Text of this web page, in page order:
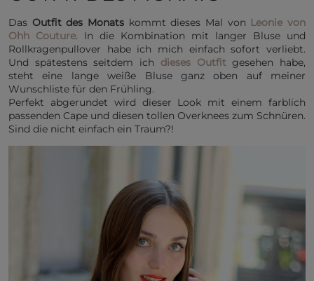
Das Outfit des Monats kommt dieses Mal von Leonie von
Ohh Couture. In die Kombination mit langer Bluse und
Rollkragenpullover habe ich mich einfach sofort verliebt.
Und spätestens seitdem ich dieses Outfitgesehen habe,
steht eine lange weiße Bluse ganz oben auf meiner
Wunschliste für den Frühling.
Perfekt abgerundet wird dieser Look mit einem farblich
passenden Cape und diesen tollen Overknees zum Schnüren.
Sind die nicht einfach ein Traum?!